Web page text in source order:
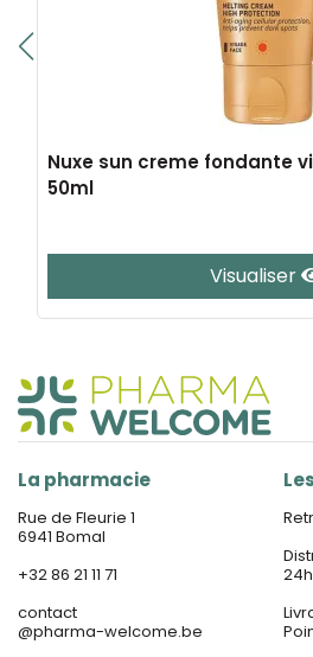
Nuxe sun creme fondante
50ml
Visualiser
La pharmacie
Rue de Fleurie 1
6941 Bomal
+32 86 21 11 71
contact
@pharma-welcome.be